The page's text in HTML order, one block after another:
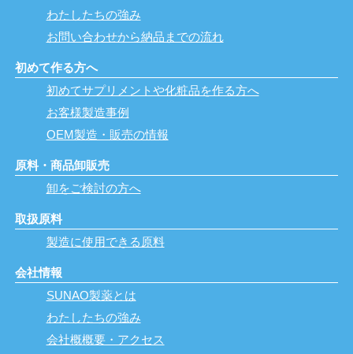
わたしたちの強み
お問い合わせから納品までの流れ
初めて作る方へ
初めてサプリメントや化粧品を作る方へ
お客様製造事例
OEM製造・販売の情報
原料・商品卸販売
卸をご検討の方へ
取扱原料
製造に使用できる原料
会社情報
SUNAO製薬とは
わたしたちの強み
会社概概要・アクセス